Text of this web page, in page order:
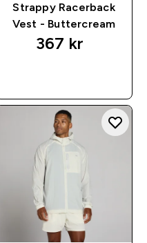
Strappy Racerback
Vest - Buttercream
367 kr‎